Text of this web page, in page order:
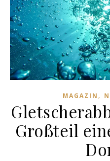
MAGAZIN ,
Großteil